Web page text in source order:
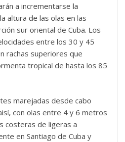
a incrementarse la
altura de las olas en las
sur oriental de Cuba. Los
entre los 30 y 45
rachas superiores que
tropical de hasta los 85
marejadas desde cabo
con olas entre 4 y 6 metros
costeras de ligeras a
en Santiago de Cuba y